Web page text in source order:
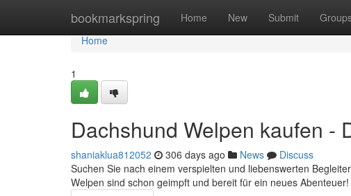
bookmarkspring Home New Submit
Home
Home
1
Dachshund Welpen kaufen -
shaniaklua812052 306 days ago News
Discuss
Suchen Sie nach einem verspielten und liebenswerten
Welpen sind schon geimpft und bereit für ein neues